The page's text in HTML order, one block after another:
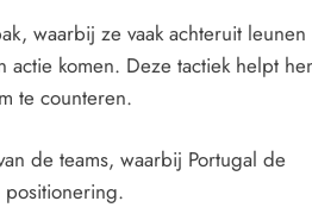
waarbij ze vaak achteruit leunen
komen. Deze tactiek helpt
te counteren.
de teams, waarbij Portugal de
positionering.